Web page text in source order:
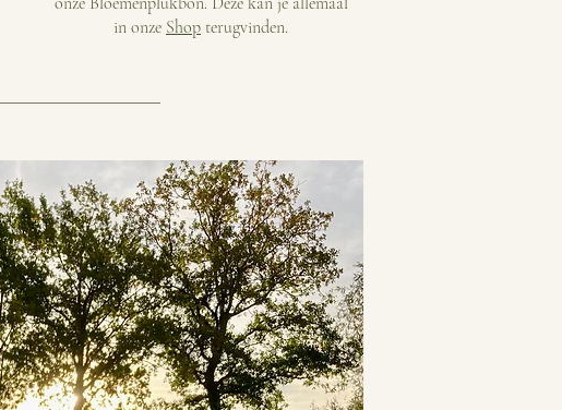
in onze Shop terugvinden.